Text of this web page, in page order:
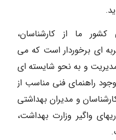
ما از کارشناسان،
ای برخوردار است که می
و به نحو شایسته ای
راهنمای فنی مناسب از
و مدیران بهداشتی
واگیر وزارت بهداشت،